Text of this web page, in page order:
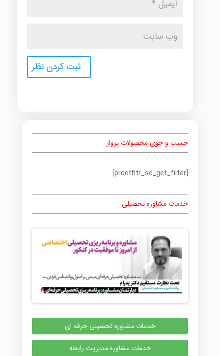
جست و جوی محصولات پرواز
[prdctfltr_sc_get_filter]
خدمات مشاوره تحصیلی
خدمات مشاوره تحصیلی حرفه ای
خدمات مشاوره مدیریت رابطه